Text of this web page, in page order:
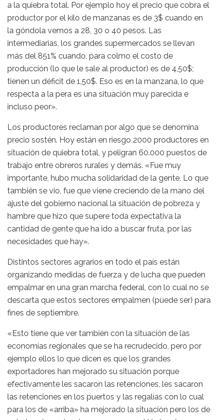
a la quiebra total. Por ejemplo hoy el precio que cobra el
productor por el kilo de manzanas es de 3$ cuando en
la góndola vemos a 28, 30 o 40 pesos. Las
intermediarias, los grandes supermercados se llevan
más del 851% cuando, para colmo el costo de
producción (lo que le sale al productor) es de 4,50$;
tienen un déficit de 1,50$. Eso es en la manzana, lo que
respecta a la pera es una situación muy parecida e
incluso peor».
Los productores reclaman por algo que se denomina
precio sostén. Hoy están en riesgo 2000 productores en
situación de quiebra total, y peligran 60.000 puestos de
trabajo entre obreros rurales y demás. «Fue muy
importante, hubo mucha solidaridad de la gente. Lo que
también se vio, fue que viene creciendo de la mano del
ajuste del gobierno nacional la situación de pobreza y
hambre que hizo que supere toda expectativa la
cantidad de gente que ha ido a buscar fruta, por las
necesidades que hay».
Distintos sectores agrarios en todo el país están
organizando medidas de fuerza y de lucha que pueden
empalmar en una gran marcha federal, con lo cual no se
descarta que estos sectores empalmen (puede ser) para
fines de septiembre.
«Esto tiene que ver también con la situación de las
economías regionales que se ha recrudecido, pero por
ejemplo ellos lo que dicen es que los grandes
exportadores han mejorado su situación porque
efectivamente les sacaron las retenciones, les sacaron
las retenciones en los puertos y las regalías con lo cual
para los de «arriba» ha mejorado la situación pero los de